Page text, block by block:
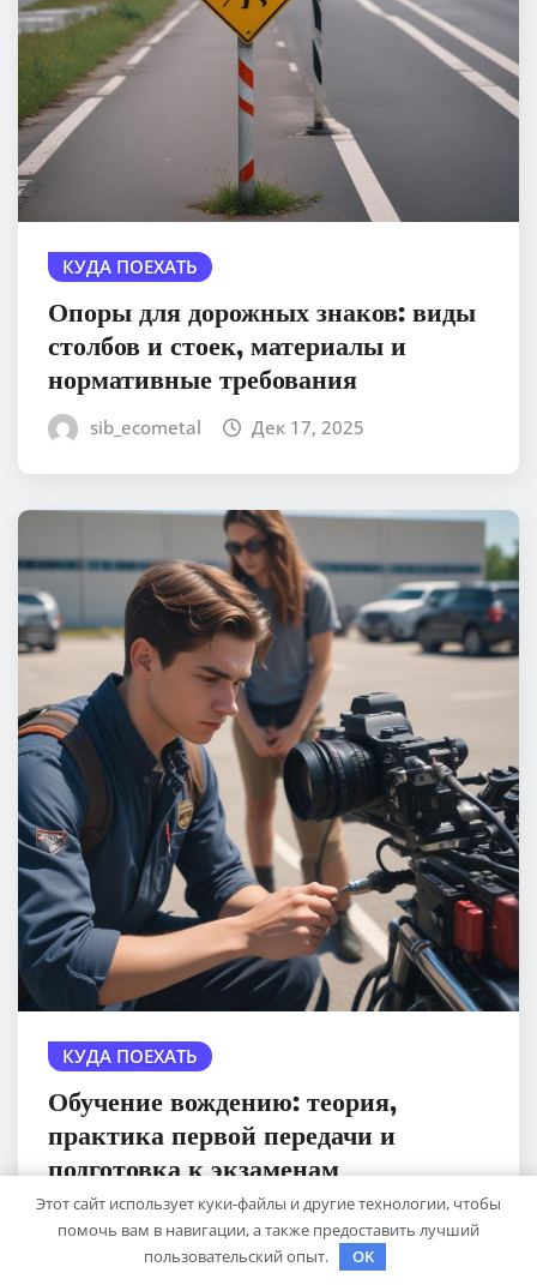
КУДА ПОЕХАТЬ
Опоры для дорожных знаков: виды
столбов и стоек, материалы и
нормативные требования
sib_ecometal Дек 17, 2025
КУДА ПОЕХАТЬ
Обучение вождению: теория,
практика первой передачи и
подготовка к экзаменам
sib_ecometal Окт 28, 2025
Этот сайт использует куки-файлы и другие технологии, чтобы
помочь вам в навигации, а также предоставить лучший
пользовательский опыт.
OK